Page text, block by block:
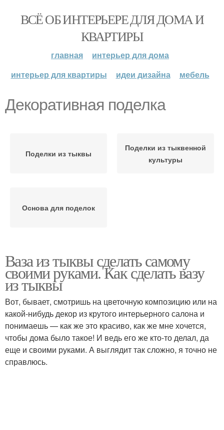
ВСЁ ОБ ИНТЕРЬЕРЕ ДЛЯ ДОМА И
КВАРТИРЫ
главная
интерьер для дома
интерьер для квартиры
идеи дизайна мебель
Декоративная поделка
Поделки из тыквы
Поделки из тыквенной
культуры
Основа для поделок
Ваза из тыквы сделать самому
своими руками. Как сделать вазу
из тыквы
Вот, бывает, смотришь на цветочную композицию или на
какой-нибудь декор из крутого интерьерного салона и
понимаешь — как же это красиво, как же мне хочется,
чтобы дома было такое! И ведь его же кто-то делал, да
еще и своими руками. А выглядит так сложно, я точно не
справлюсь.